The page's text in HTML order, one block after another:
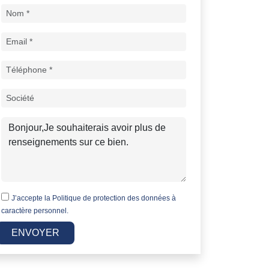
J’accepte la Politique de protection des données à
caractère personnel.
ENVOYER